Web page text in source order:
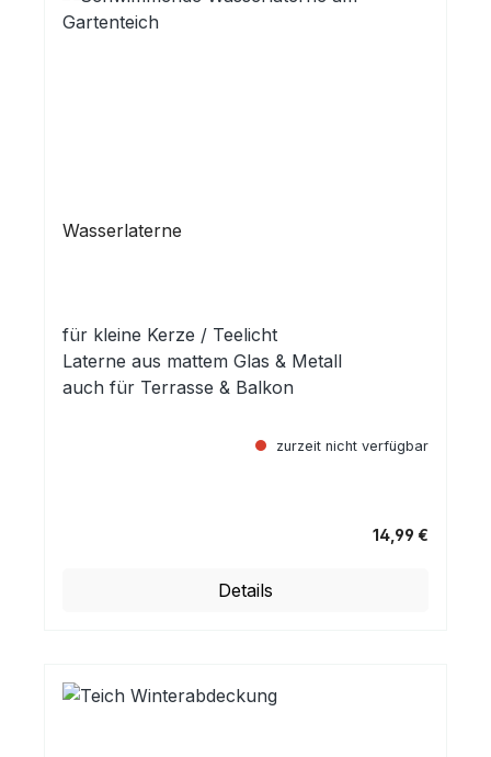
Wasserlaterne
für kleine Kerze / Teelicht
Laterne aus mattem Glas & Metall
auch für Terrasse & Balkon
zurzeit nicht verfügbar
14,99 €
Details